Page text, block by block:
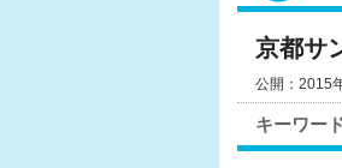
京都サ
公開：2015
キーワー